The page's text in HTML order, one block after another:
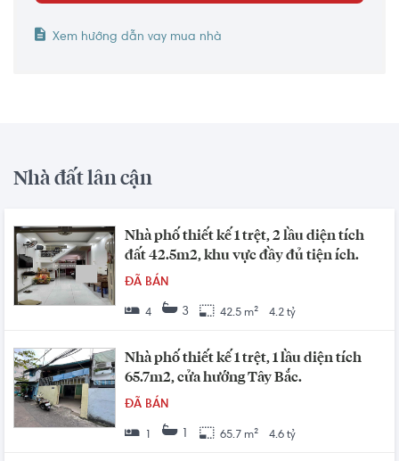
Xem hướng dẫn vay mua nhà
Nhà đất lân cận
Nhà phố thiết kế 1 trệt, 2 lầu diện tích
đất 42.5m2, khu vực đầy đủ tiện ích.
ĐÃ BÁN
4 3 42.5 m² 4.2 tỷ
Nhà phố thiết kế 1 trệt, 1 lầu diện tích
65.7m2, cửa hướng Tây Bắc.
ĐÃ BÁN
1 65.7 m² 4.6 tỷ